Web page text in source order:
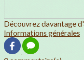
Découvrez davantage
Informations générales